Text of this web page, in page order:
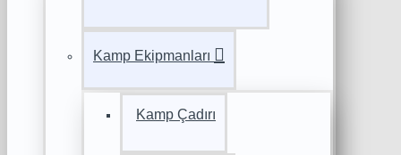
Kamp Ekipmanları
Kamp Çadırı